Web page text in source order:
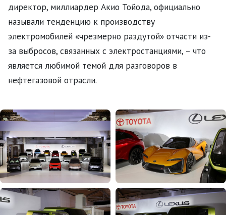
директор, миллиардер Акио Тойода, официально
называли тенденцию к производству
электромобилей «чрезмерно раздутой» отчасти из-
за выбросов, связанных с электростанциями, – что
является любимой темой для разговоров в
нефтегазовой отрасли.